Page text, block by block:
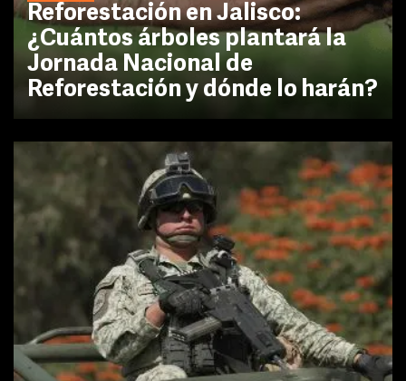
Reforestación en Jalisco:
¿Cuántos árboles plantará la
Jornada Nacional de
Reforestación y dónde lo harán?